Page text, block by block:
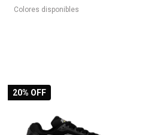
Colores disponibles
20% OFF